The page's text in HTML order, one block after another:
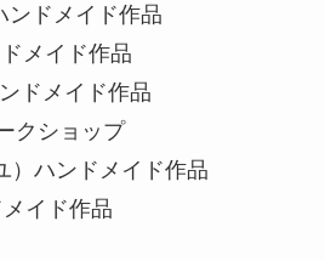
ドメイド作品
メイド作品
ドメイド作品
クショップ
ハンドメイド作品
イド作品